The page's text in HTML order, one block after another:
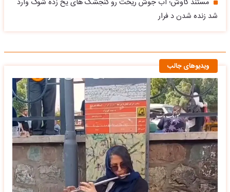
مستند کاوش؛ آب جوش ریخت رو گنجشک های یخ زده شوک وارد
شد زنده شدن د فرار
ویدیوهای جالب